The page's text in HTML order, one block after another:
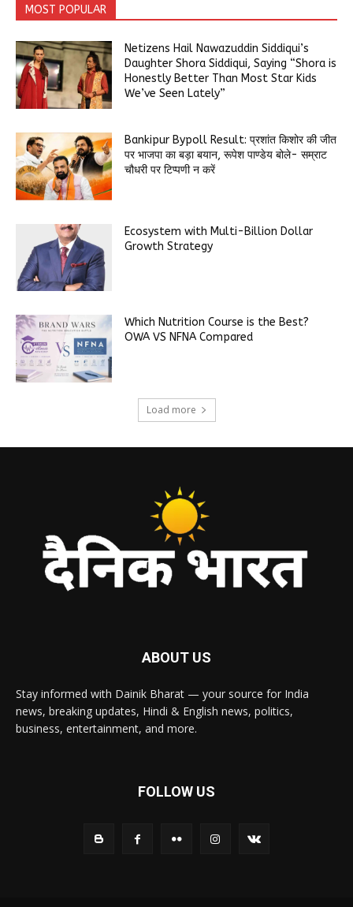
MOST POPULAR
Netizens Hail Nawazuddin Siddiqui’s
Daughter Shora Siddiqui, Saying “Shora is
Honestly Better Than Most Star Kids
We’ve Seen Lately”
Bankipur Bypoll Result: प्रशांत किशोर की जीत
पर भाजपा का बड़ा बयान, रूपेश पाण्डेय बोले- सम्राट
चौधरी पर टिप्पणी न करें
Ecosystem with Multi-Billion Dollar
Growth Strategy
Which Nutrition Course is the Best?
OWA VS NFNA Compared
Load more
ABOUT US
Stay informed with Dainik Bharat — your source for India
news, breaking updates, Hindi & English news, politics,
business, entertainment, and more.
FOLLOW US